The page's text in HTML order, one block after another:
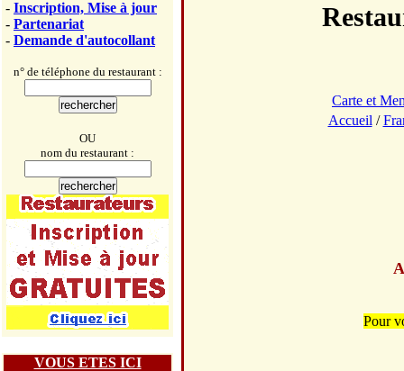
- Inscription, Mise à jour
- Partenariat
- Demande d'autocollant
n° de téléphone du restaurant :
OU
nom du restaurant :
VOUS ETES ICI
Carte et
Accueil /
Pour